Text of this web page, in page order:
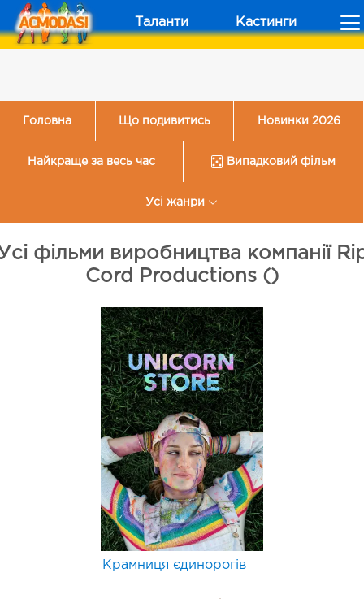
Таланти Кастинги
Головна Що подивитись Новинки 2026
Найкраще за весь час Випадковий фільм
Усі жанри
фільми виробництва компанії
Cord Productions ()
Крамниця єдинорогів